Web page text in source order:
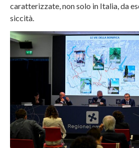
caratterizzate, non solo in Italia, da
siccità.